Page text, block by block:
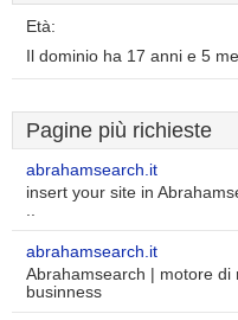
Età:
Il dominio ha 17 anni e 5
Pagine più richieste
abrahamsearch.it
insert your site in
..
abrahamsearch.it
Abrahamsearch | motore
businness